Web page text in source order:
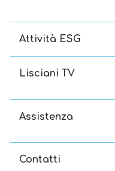
Attività ESG
Lisciani TV
Assistenza
Contatti